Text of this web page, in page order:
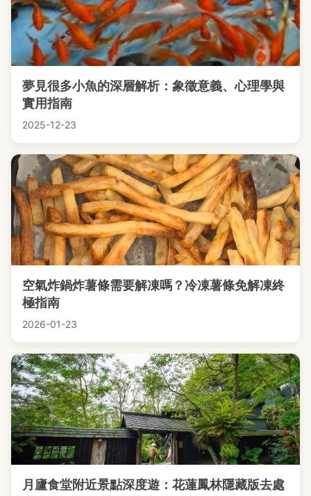
夢見很多小魚的深層解析：象徵意義、心理學與
實用指南
2025-12-23
空氣炸鍋炸薯條需要解凍嗎？冷凍薯條免解凍終
極指南
2026-01-23
月廬食堂附近景點深度遊：花蓮鳳林隱藏版去處